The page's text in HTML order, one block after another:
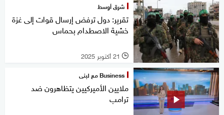
شرق أوسط
تقرير: دول ترفض إرسال قوات إلى غزة
خشية الاصطدام بحماس
l 21 أكتوبر 2025
Business مع لبنى
ملايين الأميركيين يتظاهرون ضد
ترامب